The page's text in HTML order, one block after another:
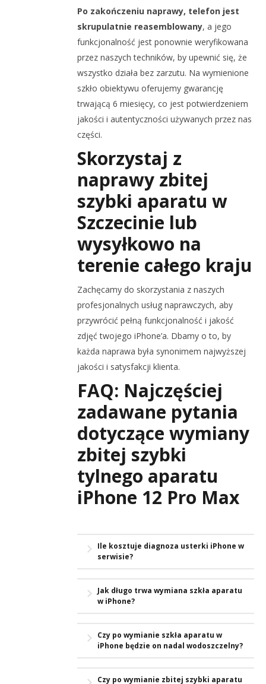
Po zakończeniu naprawy, telefon jest
skrupulatnie reasemblowany, a jego
funkcjonalność jest ponownie weryfikowana
przez naszych techników, by upewnić się, że
wszystko działa bez zarzutu. Na wymienione
szkło obiektywu oferujemy gwarancję
trwającą 6 miesięcy, co jest potwierdzeniem
jakości i autentyczności używanych przez nas
części.
Skorzystaj z
naprawy zbitej
szybki aparatu w
Szczecinie lub
wysyłkowo na
terenie całego kraju
Zachęcamy do skorzystania z naszych
profesjonalnych usług naprawczych, aby
przywrócić pełną funkcjonalność i jakość
zdjęć twojego iPhone’a. Dbamy o to, by
każda naprawa była synonimem najwyższej
jakości i satysfakcji klienta.
FAQ: Najczęściej
zadawane pytania
dotyczące wymiany
zbitej szybki
tylnego aparatu
iPhone 12 Pro Max
Ile kosztuje diagnoza usterki iPhone w
serwisie?
diagnozy usterki kosztuje 0 złotych.
Jest całkowicie bezpłatny.
Jak długo trwa wymiana szkła aparatu
w iPhone?
wykonywana od ręki. Jednak okres
schnięcia kleju wymusza na nas
zatrzymanie telefonu w serwisie na
około 2 do 3 godzin.
Czy po wymianie szkła aparatu w
iPhone będzie on nadal wodoszczelny?
Czy po wymianie zbitej szybki aparatu